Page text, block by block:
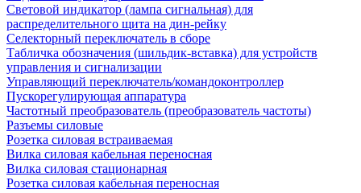
Световой индикатор (лампа сигнальная) для
распределительного щита на дин-рейку
Селекторный переключатель в сборе
Табличка обозначения (шильдик-вставка) для устройств
управления и сигнализации
Управляющий переключатель/командоконтроллер
Пускорегулирующая аппаратура
Частотный преобразователь (преобразователь частоты)
Разъемы силовые
Розетка силовая встраиваемая
Вилка силовая кабельная переносная
Вилка силовая стационарная
Розетка силовая кабельная переносная